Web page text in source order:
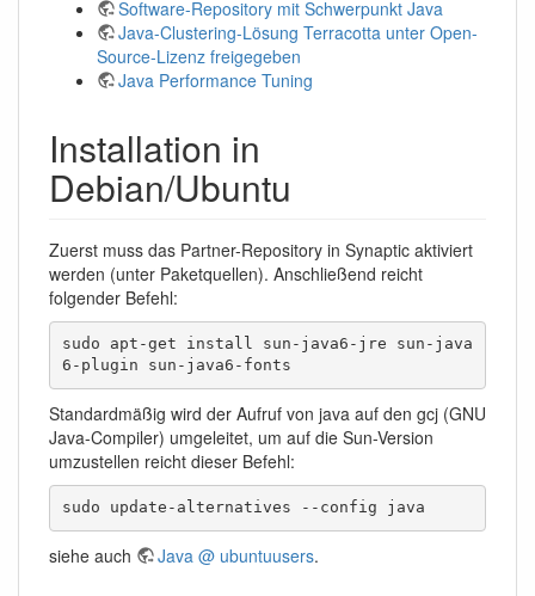
Software-Repository mit Schwerpunkt Java
Java-Clustering-Lösung Terracotta unter Open-
Source-Lizenz freigegeben
Java Performance Tuning
Installation in
Debian/Ubuntu
Zuerst muss das Partner-Repository in Synaptic aktiviert
werden (unter Paketquellen). Anschließend reicht
folgender Befehl:
sudo apt-get install sun-java6-jre sun-java
6-plugin sun-java6-fonts
Standardmäßig wird der Aufruf von java auf den gcj (GNU
Java-Compiler) umgeleitet, um auf die Sun-Version
umzustellen reicht dieser Befehl:
sudo update-alternatives --config java
siehe auch Java @ ubuntuusers.